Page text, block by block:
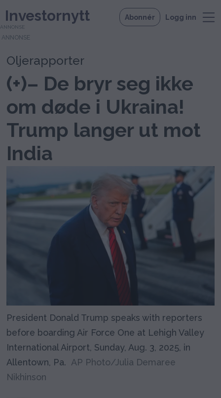
Investornytt Abonnér Logg inn
ANNONSE
Oljerapporter
(+)– De bryr seg ikke
om døde i Ukraina!
Trump langer ut mot
India
President Donald Trump speaks with reporters
before boarding Air Force One at Lehigh Valley
International Airport, Sunday, Aug. 3, 2025, in
Allentown, Pa. AP Photo/Julia Demaree
Nikhinson